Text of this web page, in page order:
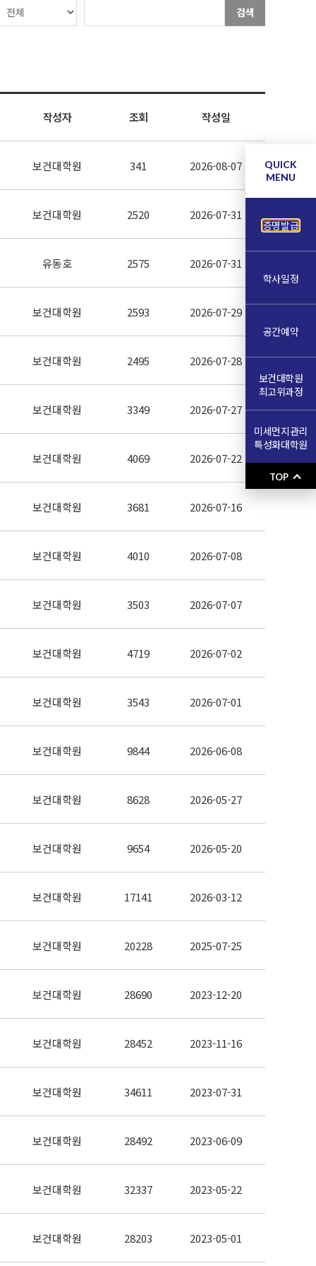
검색
작성자 조회 작성일
보건대학원 341 2026-08-07
보건대학원 2520 2026-07-31
유동호 2575 2026-07-31
보건대학원 2593 2026-07-29
보건대학원 2495 2026-07-28
보건대학원 3349 2026-07-27
보건대학원 4069 2026-07-22
보건대학원 3681 2026-07-16
보건대학원 4010 2026-07-08
보건대학원 3503 2026-07-07
보건대학원 4719 2026-07-02
보건대학원 3543 2026-07-01
보건대학원 9844 2026-06-08
보건대학원 8628 2026-05-27
보건대학원 9654 2026-05-20
보건대학원 17141 2026-03-12
보건대학원 20228 2025-07-25
보건대학원 28690 2023-12-20
보건대학원 28452 2023-11-16
보건대학원 34611 2023-07-31
보건대학원 28492 2023-06-09
보건대학원 32337 2023-05-22
보건대학원 28203 2023-05-01
QUICK
MENU
증명발급
학사일정
공간예약
보건대학원
최고위과정
미세먼지관리
특성화대학원
TOP